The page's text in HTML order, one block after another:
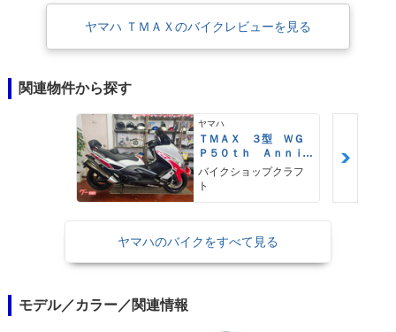
ヤマハ ＴＭＡＸのバイクレビューを見る
関連物件から探す
ヤマハ
ＴＭＡＸ ３型 ＷＧ
Ｐ５０ｔｈ Ａｎｎｉ
ｖｅｒｓａｒｙ Ｅｄ
ｉｔｉｏｎ リアＢＯ
Ｘ＆バックレスト Ｅ
バイクショップクラフ
ト
ヤマハのバイクをすべて見る
モデル／カラー／関連情報